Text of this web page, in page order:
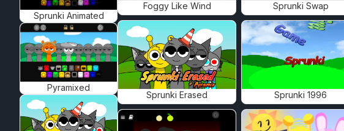
Sprunki Animated
Pyramixed
Foggy Like Wind Sprunki Swap
Sprunki Erased Sprunki 1996